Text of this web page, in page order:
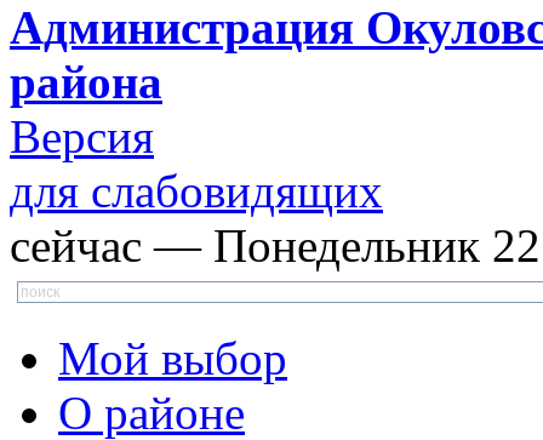
Администрация
района
Версия
для слабовидящих
сейчас — Понедельник
Мой выбор
О районе